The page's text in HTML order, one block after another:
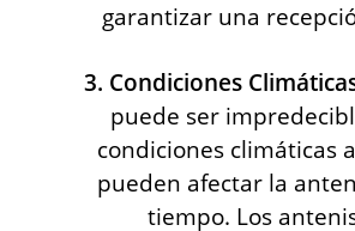
garantizar una
3. Condiciones
puede ser
condiciones climáticas
pueden afectar la
tiempo. Los